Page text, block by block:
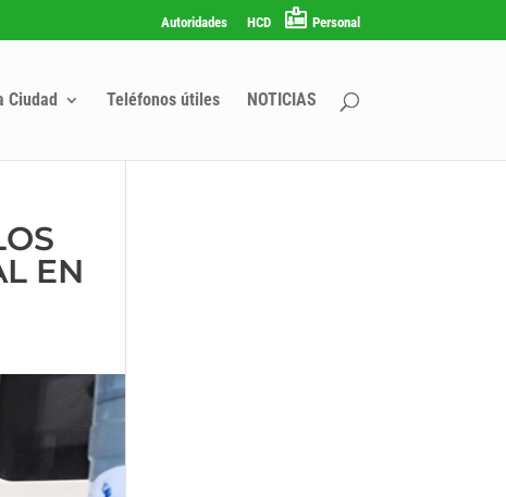
Autoridades HCD Personal
Ciudad Teléfonos útiles NOTICIAS
EN